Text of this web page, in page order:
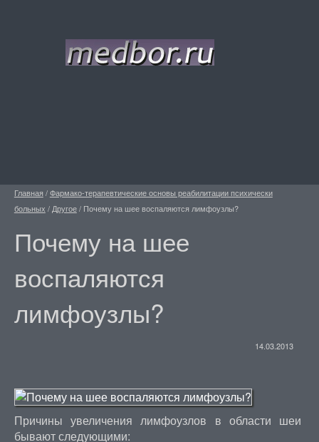
Главная /Фармако-терапевтические основы реабилитации психически
больных / Другое/ Почему на шее воспаляются лимфоузлы?
Почему на шее
воспаляются
лимфоузлы?
14.03.2013
Причины увеличения лимфоузлов в области шеи
бывают следующими: